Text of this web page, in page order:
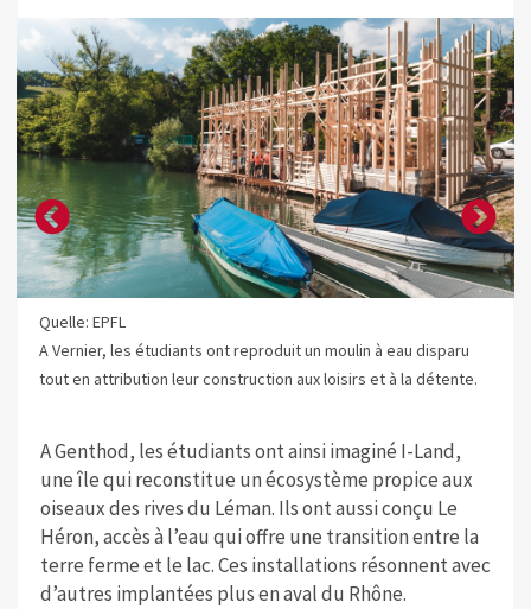
Quelle: EPFL
A Vernier, les étudiants ont reproduit un moulin à eau disparu
tout en attribution leur construction aux loisirs et à la détente.
A Genthod, les étudiants ont ainsi imaginé I-Land,
une île qui reconstitue un écosystème propice aux
oiseaux des rives du Léman. Ils ont aussi conçu Le
Héron, accès à l’eau qui offre une transition entre la
terre ferme et le lac. Ces installations résonnent avec
d’autres implantées plus en aval du Rhône.